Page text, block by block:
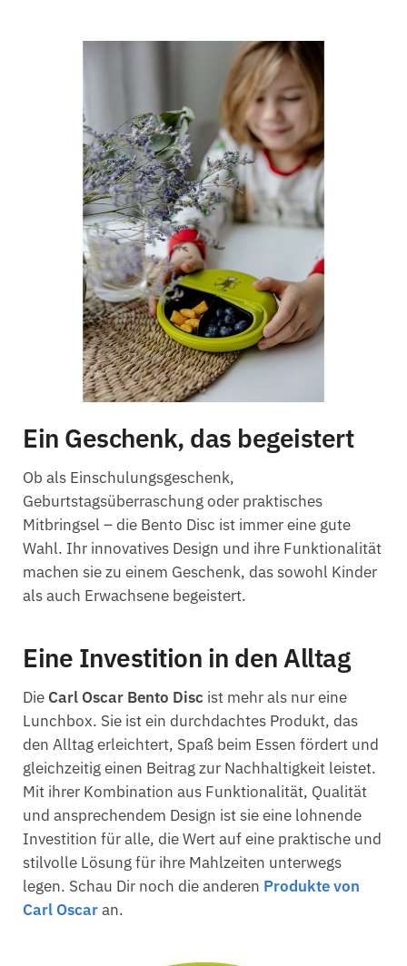
Ein Geschenk, das begeistert
Ob als Einschulungsgeschenk,
Geburtstagsüberraschung oder praktisches
Mitbringsel – die Bento Disc ist immer eine gute
Wahl. Ihr innovatives Design und ihre Funktionalität
machen sie zu einem Geschenk, das sowohl Kinder
als auch Erwachsene begeistert.
Eine Investition in den Alltag
Die Carl Oscar Bento Disc ist mehr als nur eine
Lunchbox. Sie ist ein durchdachtes Produkt, das
den Alltag erleichtert, Spaß beim Essen fördert und
gleichzeitig einen Beitrag zur Nachhaltigkeit leistet.
Mit ihrer Kombination aus Funktionalität, Qualität
und ansprechendem Design ist sie eine lohnende
Investition für alle, die Wert auf eine praktische und
stilvolle Lösung für ihre Mahlzeiten unterwegs
legen. Schau Dir noch die anderen Produkte von
Carl Oscaran.